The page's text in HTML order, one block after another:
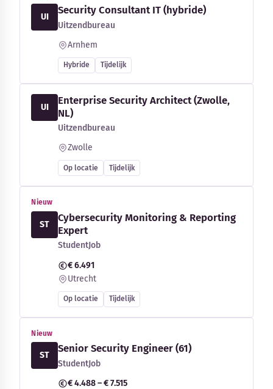
UI
Security Consultant IT (hybride)
Uitzendbureau
Arnhem
Hybride Tijdelijk
UI
Enterprise Security Architect (Zwolle,
NL)
Uitzendbureau
Zwolle
Op locatie Tijdelijk
Nieuw
ST
Cybersecurity Monitoring & Reporting
Expert
StudentJob
€ 6.491
Utrecht
Op locatie Tijdelijk
Nieuw
ST
Senior Security Engineer (61)
StudentJob
€ 4.488 – € 7.515